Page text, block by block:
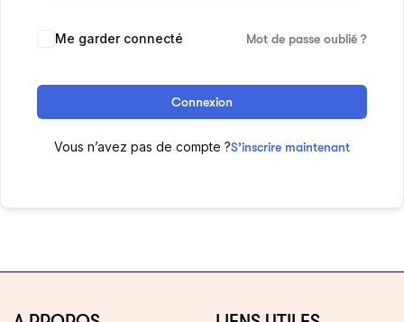
Me garder connecté Mot de passe oublié ?
Connexion
Vous n’avez pas de compte ?S’inscrire maintenant